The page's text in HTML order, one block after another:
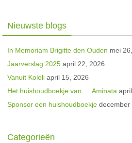
Nieuwste blogs
In Memoriam Brigitte den Ouden mei
Jaarverslag 2025 april 22, 2026
Vanuit Kololi april 15, 2026
Het huishoudboekje van … Aminata
Sponsor een huishoudboekje december
Categorieën